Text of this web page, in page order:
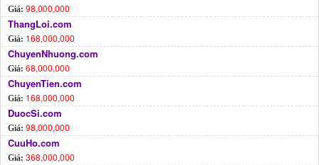
Giá: 98,000,000
ThangLoi.com
Giá: 168,000,000
ChuyenNhuong.com
Giá: 68,000,000
ChuyenTien.com
Giá: 168,000,000
DuocSi.com
Giá: 98,000,000
CuuHo.com
Giá: 368,000,000